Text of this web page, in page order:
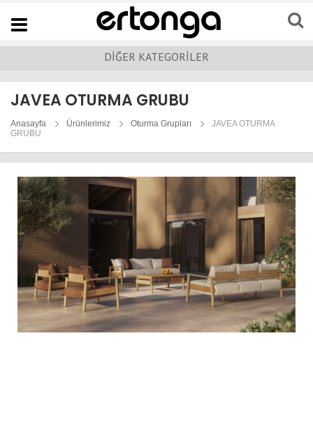
Navigation
DİĞER KATEGORİLER
JAVEA OTURMA GRUBU
Anasayfa Ürünlerimiz Oturma Grupları
JAVEA OTURMA
GRUBU